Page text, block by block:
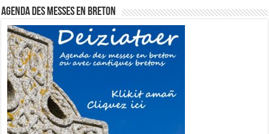
Agenda des messes en breton